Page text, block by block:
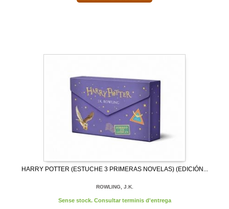
HARRY POTTER (ESTUCHE 3 PRIMERAS NOVELAS) (EDICIÓN...
ROWLING, J.K.
Sense stock. Consultar terminis d'entrega